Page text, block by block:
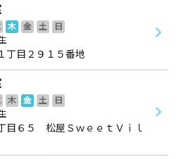
木 金 土
日
丁目２９１５番地
木 金 土
日
目６５ 松屋ＳｗｅｅｔＶｉｌ